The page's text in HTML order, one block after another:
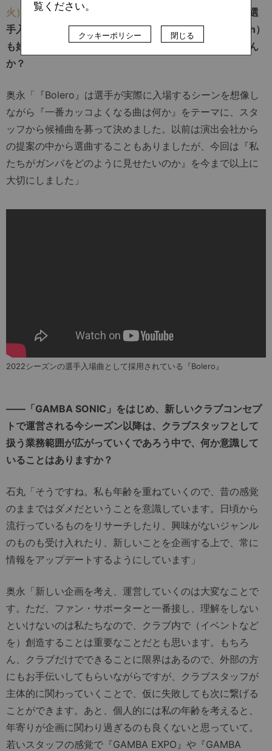
火）
がサポーター間で人気を集めました。今シーズンの選
手入場時曲として採用されている「Bolero」（Def Tech）
も好評です。クラブ内での選曲基準を教えてもらえません
か？
奥永「『Bolero』は選手が実際に入場するシーンを想像し
ながら『一番カッコよくなる曲は何か』をテーマに、スタ
ッフから候補曲を募って決めました。以前は演出会社から
の提案の中から選曲することもありましたが、今回は『私
たちがガンバをどのように見せたいのか』を今まで以上に
大切にしました」
2022シーズンの選手入場曲として採用されている『Bolero』
――「GAMBA SONIC」をはじめ、新しいクラブコンセプ
トで運営される今シーズン以降は、クラブスタッフとして
扱う業務範囲が広がっていくであろう中で、何か意識して
いることはありますか？
石丸「そうですね。私も年齢を重ねていくので、昔の感覚
のままではダメだということを意識しています。日頃から
流行っているものをリサーチしたり、興味がないジャンル
のものも受け入れたり、新しいことを企画する上で、常に
情報をアップデートするようにしています」
奥永「新しい企画を考え、運営していくのは大変なことで
す。ただ、ファン・サポーターと一番接し、理解をしない
といけないのは私たちなので、クラブ内で（イベントなど
を）創造することは重要なことだとも思います。もちろ
ん、クラブだけでできることに限界はあるので、外部の方
にもお手伝いしてもらいながらですが、クラブスタッフが
主体的に関わっていくことで、仮に失敗しても次に繋げる
ことができます。あと、個人的には私の年齢を考えると、
年寄りが企画に関わり過ぎるのも良くないと思っていて。
若いスタッフの感覚で『GAMBA EXPO』や『GAMBA
覧ください。
クッキーポリシー 閉じる